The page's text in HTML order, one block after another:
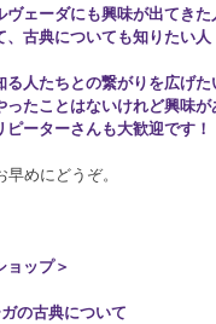
ェーダにも興味が出てきた
古典についても知りたい人
人たちとの繋がりを広げた
たことはないけれど興味が
ーターさんも大歓迎です！
めにどうぞ。
ョップ＞
の古典について